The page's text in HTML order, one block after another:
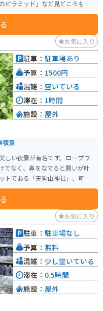
ピラミッド」など見どころもた
、冬はスキーやスノーシューな
ドライブがてら出かけて一日楽
お気に入り
#夜景
しい夜景が有名です。ロープウ
でなく、鼻をなでると願いが叶
トである「天狗山神社」、可愛
見どころが多く、日中訪れても
駐車： 駐車場あり
予算： 1500円
混雑： 空いている
滞在： 1時間
施設： 屋外
お気に入り
駐車： 駐車場なし
予算： 無料
混雑： 少し空いている
滞在： 0.5時間
施設： 屋外